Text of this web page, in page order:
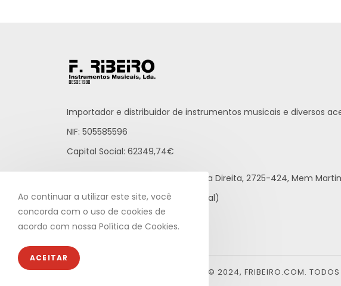
Importador e distribuidor de instrumentos musicais e diversos
NIF: 505585596
Capital Social: 62349,74€
Praceta Raúl Brandão, 12 - Loja Direita, 2725-424, Mem
21 812 65 43 (rede fixa nacional)
info@fribeiro.com
© 2024, FRIBEIRO.COM. TODOS
Ao continuar a utilizar este site, você
concorda com o uso de cookies de
acordo com nossa Política de Cookies.
ACEITAR